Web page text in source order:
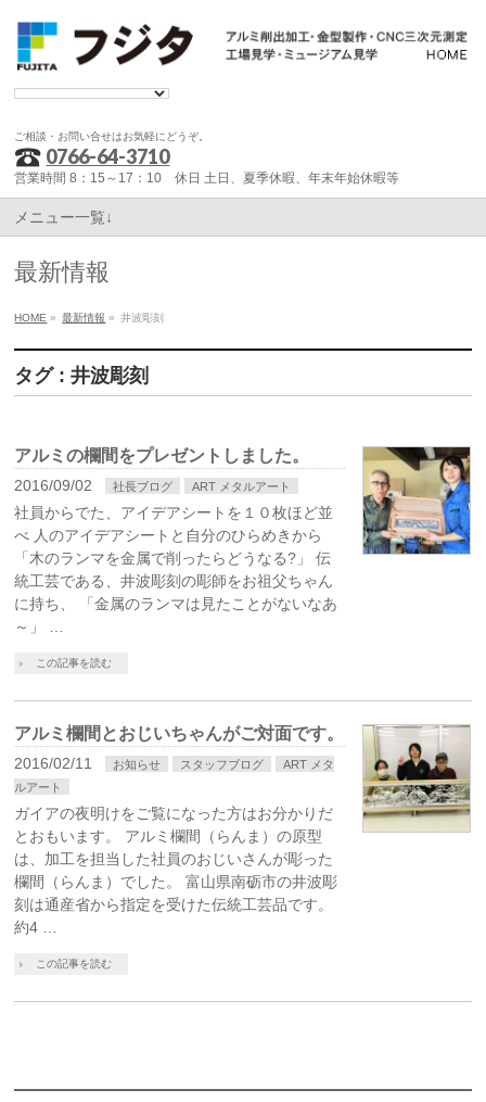
ご相談・お問い合せはお気軽にどうぞ。
0766-64-3710
営業時間 8：15～17：10 休日 土日、夏季休暇、年末年始休暇等
メニュー一覧↓
最新情報
HOME » 最新情報 » 井波彫刻
タグ : 井波彫刻
アルミの欄間をプレゼントしました。
2016/09/02 社長ブログ ART メタルアート
社員からでた、アイデアシートを１０枚ほど並
べ 人のアイデアシートと自分のひらめきから
「木のランマを金属で削ったらどうなる?」 伝
統工芸である、井波彫刻の彫師をお祖父ちゃん
に持ち、 「金属のランマは見たことがないなあ
～」 …
この記事を読む
アルミ欄間とおじいちゃんがご対面です。
2016/02/11 お知らせ スタッフブログ
ART メタ
ルアート
ガイアの夜明けをご覧になった方はお分かりだ
とおもいます。 アルミ欄間（らんま）の原型
は、加工を担当した社員のおじいさんが彫った
欄間（らんま）でした。 富山県南砺市の井波彫
刻は通産省から指定を受けた伝統工芸品です。
約4 …
この記事を読む